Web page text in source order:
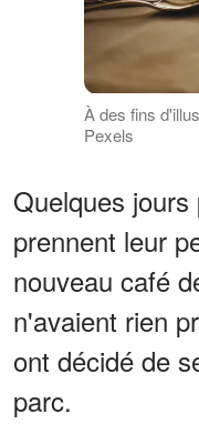
À des fins
Pexels
Quelques
prennent leur
nouveau café
n'avaient rien
ont décidé de
parc.